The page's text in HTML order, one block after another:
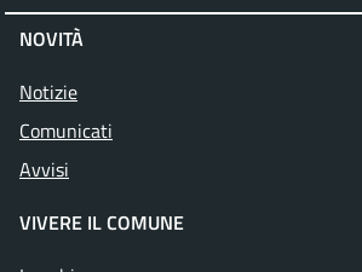
NOVITÀ
Notizie
Comunicati
Avvisi
VIVERE IL COMUNE